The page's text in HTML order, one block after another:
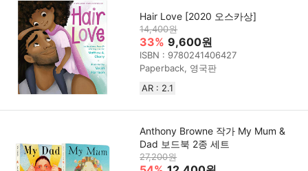
Hair Love [2020 오스카상]
14,400원
33% 9,600원
ISBN : 9780241406427
Paperback, 영국판
AR : 2.1
Anthony Browne 작가 My Mum &
Dad 보드북 2종 세트
27,200원